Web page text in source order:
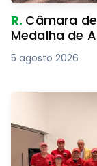
R. Câmara de
Medalha de
5 agosto 2026